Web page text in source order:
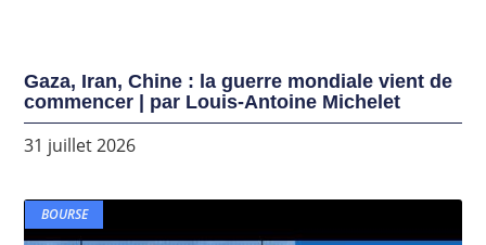
Gaza, Iran, Chine : la guerre mondiale vient de
commencer | par Louis-Antoine Michelet
31 juillet 2026
BOURSE